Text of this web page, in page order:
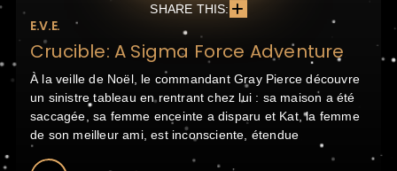
SHARE THIS:
E.V.E.
Crucible: A Sigma Force Adventure
À la veille de Noël, le commandant Gray Pierce découvre
un sinistre tableau en rentrant chez lui : sa maison a été
saccagée, sa femme enceinte a disparu et Kat, la femme
de son meilleur ami, est inconsciente, étendue